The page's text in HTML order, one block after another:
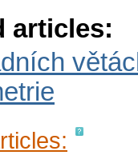
articles: